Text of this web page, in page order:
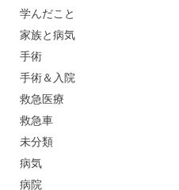
学んだこと
家族と病気
手術
手術＆入院
救急医療
救急車
未分類
病気
病院